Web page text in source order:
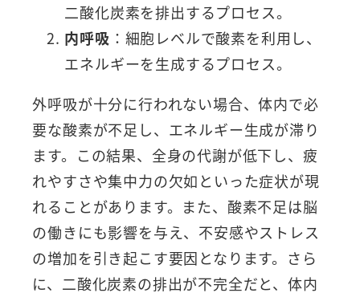
二酸化炭素を排出するプロセス。
内呼吸 ：細胞レベルで酸素を利用し、
エネルギーを生成するプロセス。
外呼吸が十分に行われない場合、体内で必
要な酸素が不足し、エネルギー生成が滞り
ます。この結果、全身の代謝が低下し、疲
れやすさや集中力の欠如といった症状が現
れることがあります。また、酸素不足は脳
の働きにも影響を与え、不安感やストレス
の増加を引き起こす要因となります。さら
に、二酸化炭素の排出が不完全だと、体内